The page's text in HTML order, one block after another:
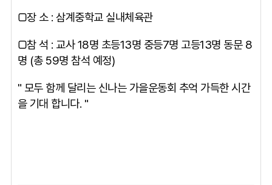
□장 소 : 삼계중학교 실내체육관
□참 석 : 교사 18명 초등13명 중등7명 고등13명 동문 8
명 (총 59명 참석 예정)
" 모두 함께 달리는 신나는 가을운동회 추억 가득한 시간
을 기대 합니다. "